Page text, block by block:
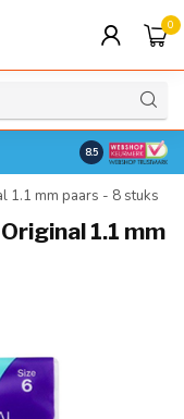
0
8.5
1.1 mm paars - 8 stuks
1.1 mm